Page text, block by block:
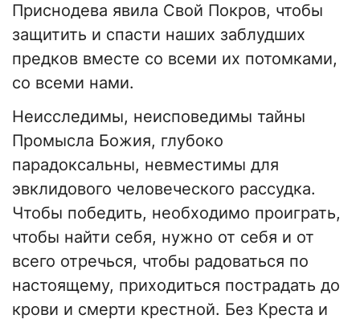
Приснодева явила Свой Покров, чтобы
защитить и спасти наших заблудших
предков вместе со всеми их потомками,
со всеми нами.
Неисследимы, неисповедимы тайны
Промысла Божия, глубоко
парадоксальны, невместимы для
эвклидового человеческого рассудка.
Чтобы победить, необходимо проиграть,
чтобы найти себя, нужно от себя и от
всего отречься, чтобы радоваться по
настоящему, приходиться пострадать до
крови и смерти крестной. Без Креста и